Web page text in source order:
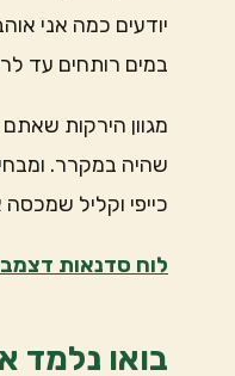
יודעים כמה אני
במים רותחים עד
מגוון הירקות
שהיה במקרר.
כייפי וקליל
לוח סדנאות